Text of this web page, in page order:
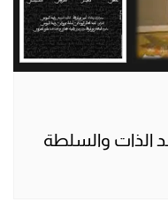
الذات والسلطة